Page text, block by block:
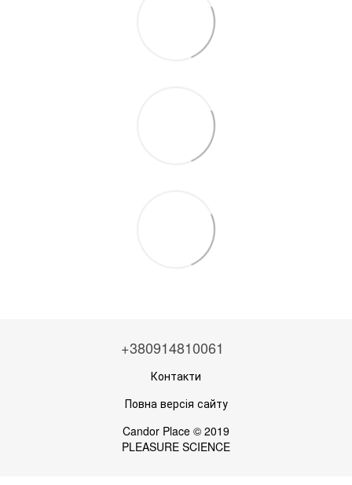
+380914810061
Контакти
Повна версія сайту
Candor Place © 2019
PLEASURE SCIENCE